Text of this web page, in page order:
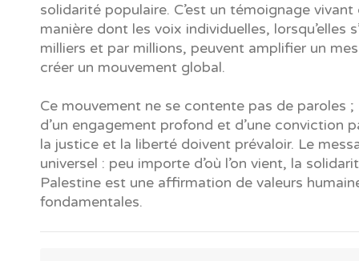
solidarité populaire. C’est un témoignage vivant
manière dont les voix individuelles, lorsqu’elles
milliers et par millions, peuvent amplifier un
créer un mouvement global.
Ce mouvement ne se contente pas de paroles
d’un engagement profond et d’une conviction
la justice et la liberté doivent prévaloir. Le
universel : peu importe d’où l’on vient, la
Palestine est une affirmation de valeurs
fondamentales.